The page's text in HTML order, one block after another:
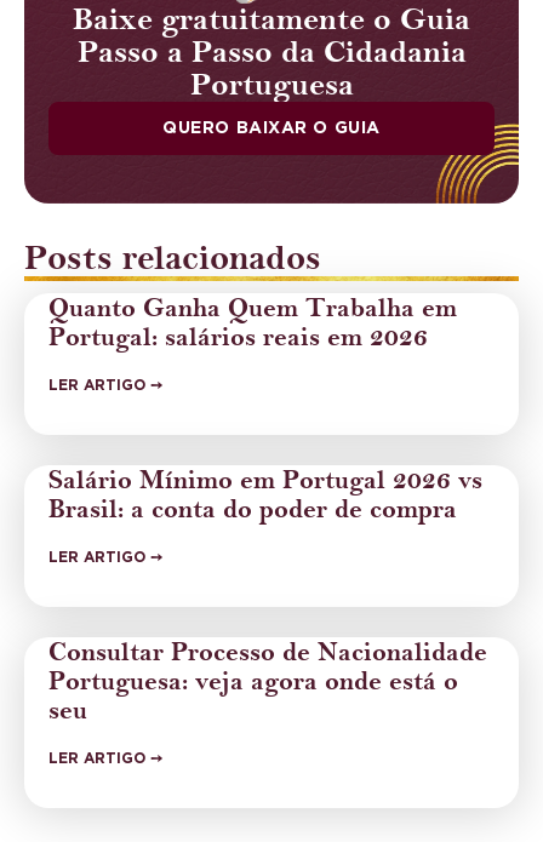
Baixe gratuitamente o Guia
Passo a Passo da Cidadania
Portuguesa
QUERO BAIXAR O GUIA
Posts relacionados
Quanto Ganha Quem Trabalha em
Portugal: salários reais em 2026
LER ARTIGO ➙
Salário Mínimo em Portugal 2026 vs
Brasil: a conta do poder de compra
LER ARTIGO ➙
Consultar Processo de Nacionalidade
Portuguesa: veja agora onde está o
seu
LER ARTIGO ➙